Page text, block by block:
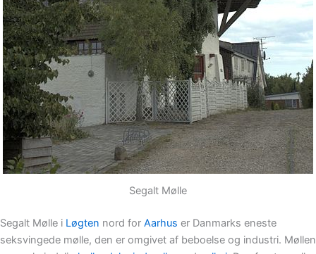
Segalt Mølle
Segalt Mølle i Løgten nord for Aarhus er Danmarks eneste
seksvingede mølle, den er omgivet af beboelse og industri. Møllen